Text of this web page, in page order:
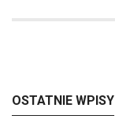
OSTATNIE WPISY